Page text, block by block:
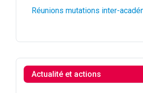
Actualité et actions
Réunions mutations inter-